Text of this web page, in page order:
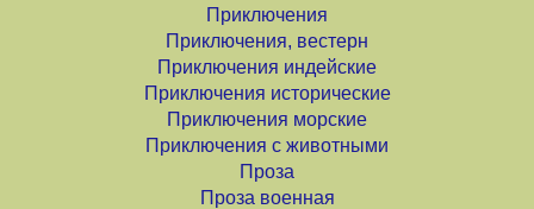
Приключения
Приключения, вестерн
Приключения индейские
Приключения исторические
Приключения морские
Приключения с животными
Проза
Проза военная